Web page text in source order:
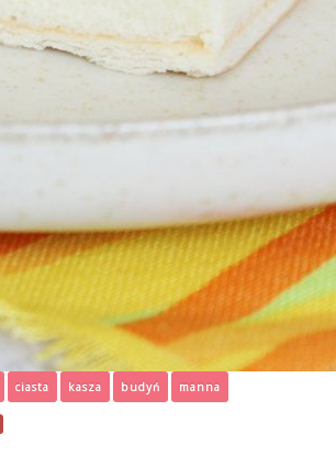
ciasta kasza budyń manna